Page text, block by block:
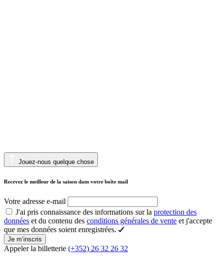
Jouez-nous quelque chose
Recevez le meilleur de la saison dans votre boîte mail
Votre adresse e-mail
J'ai pris connaissance des informations sur la protection des
données et du contenu des conditions générales de vente et j'accepte
que mes données soient enregistrées.
Je m’inscris
Appeler la billetterie (+352) 26 32 26 32